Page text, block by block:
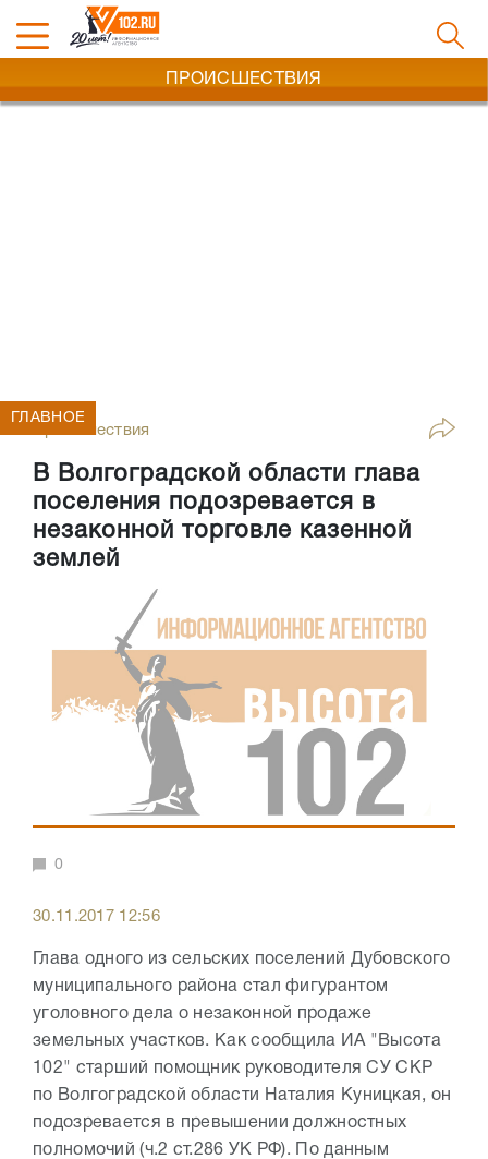
ПРОИСШЕСТВИЯ
Происшествия
В Волгоградской области глава
поселения подозревается в
незаконной торговле казенной
землей
ГЛАВНОЕ
0
30.11.2017 12:56
Глава одного из сельских поселений Дубовского
муниципального района стал фигурантом
уголовного дела о незаконной продаже
земельных участков. Как сообщила ИА "Высота
102" старший помощник руководителя СУ СКР
по Волгоградской области Наталия Куницкая, он
подозревается в превышении должностных
полномочий (ч.2 ст.286 УК РФ). По данным